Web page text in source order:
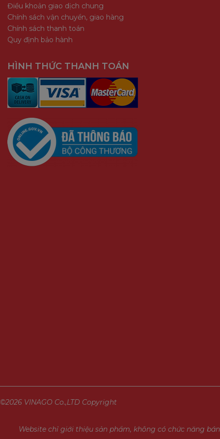
Điều khoản giao dịch chung
Chính sách vận chuyển, giao hàng
Chính sách thanh toán
Quy định bảo hành
HÌNH THỨC THANH TOÁN
©2026 VINAGO Co.,LTD Copyright
Website chỉ giới thiệu sản phẩm, không có chức năng bán